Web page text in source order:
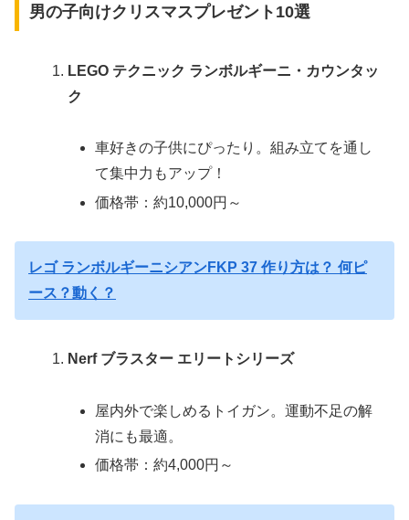
男の子向けクリスマスプレゼント10選
LEGO テクニック ランボルギーニ・カウンタッ
ク
車好きの子供にぴったり。組み立てを通し
て集中力もアップ！
価格帯：約10,000円～
レゴ ランボルギーニシアンFKP 37 作り方は？ 何ピ
ース？動く？
Nerf ブラスター エリートシリーズ
屋内外で楽しめるトイガン。運動不足の解
消にも最適。
価格帯：約4,000円～